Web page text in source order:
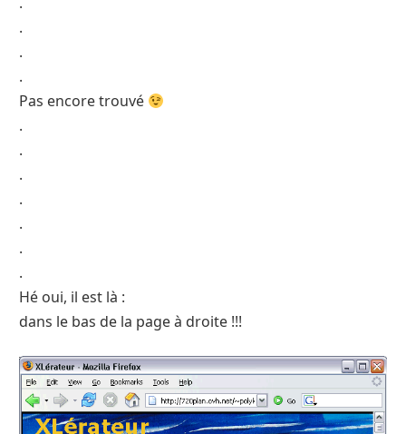
.
.
.
Pas encore trouvé
.
.
.
.
.
.
.
Hé oui, il est là :
dans le bas de la page à droite !!!